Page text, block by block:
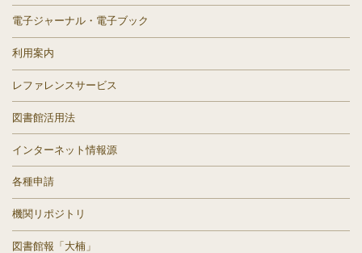
電子ジャーナル・電子ブック
利用案内
レファレンスサービス
図書館活用法
インターネット情報源
各種申請
機関リポジトリ
図書館報「大楠」